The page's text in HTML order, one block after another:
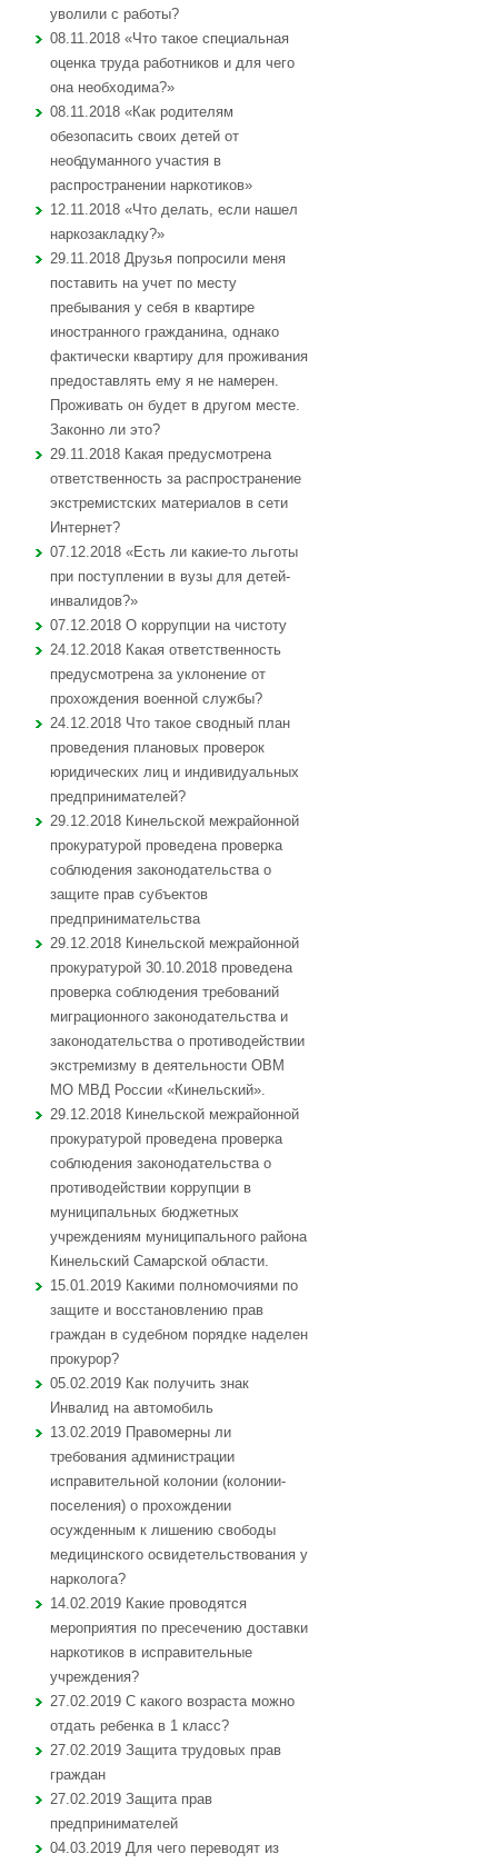
уволили с работы?
08.11.2018 «Что такое специальная
оценка труда работников и для чего
она необходима?»
08.11.2018 «Как родителям
обезопасить своих детей от
необдуманного участия в
распространении наркотиков»
12.11.2018 «Что делать, если нашел
наркозакладку?»
29.11.2018 Друзья попросили меня
поставить на учет по месту
пребывания у себя в квартире
иностранного гражданина, однако
фактически квартиру для проживания
предоставлять ему я не намерен.
Проживать он будет в другом месте.
Законно ли это?
29.11.2018 Какая предусмотрена
ответственность за распространение
экстремистских материалов в сети
Интернет?
07.12.2018 «Есть ли какие-то льготы
при поступлении в вузы для детей-
инвалидов?»
07.12.2018 О коррупции на чистоту
24.12.2018 Какая ответственность
предусмотрена за уклонение от
прохождения военной службы?
24.12.2018 Что такое сводный план
проведения плановых проверок
юридических лиц и индивидуальных
предпринимателей?
29.12.2018 Кинельской межрайонной
прокуратурой проведена проверка
соблюдения законодательства о
защите прав субъектов
предпринимательства
29.12.2018 Кинельской межрайонной
прокуратурой 30.10.2018 проведена
проверка соблюдения требований
миграционного законодательства и
законодательства о противодействии
экстремизму в деятельности ОВМ
МО МВД России «Кинельский».
29.12.2018 Кинельской межрайонной
прокуратурой проведена проверка
соблюдения законодательства о
противодействии коррупции в
муниципальных бюджетных
учреждениям муниципального района
Кинельский Самарской области.
15.01.2019 Какими полномочиями по
защите и восстановлению прав
граждан в судебном порядке наделен
прокурор?
05.02.2019 Как получить знак
Инвалид на автомобиль
13.02.2019 Правомерны ли
требования администрации
исправительной колонии (колонии-
поселения) о прохождении
осужденным к лишению свободы
медицинского освидетельствования у
нарколога?
14.02.2019 Какие проводятся
мероприятия по пресечению доставки
наркотиков в исправительные
учреждения?
27.02.2019 С какого возраста можно
отдать ребенка в 1 класс?
27.02.2019 Защита трудовых прав
граждан
27.02.2019 Защита прав
предпринимателей
04.03.2019 Для чего переводят из